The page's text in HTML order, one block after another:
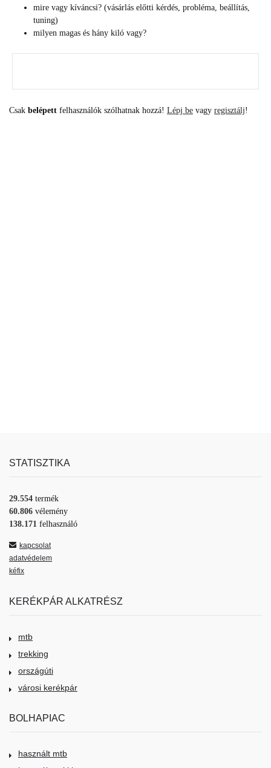
mire vagy kíváncsi? (vásárlás előtti kérdés, probléma, beállítás,
tuning)
milyen magas és hány kiló vagy?
Csak belépett felhasználók szólhatnak hozzá! Lépj be vagy regisztálj!
STATISZTIKA
29.554 termék
60.806 vélemény
138.171 felhasználó
kapcsolat
adatvédelem
kéfix
KERÉKPÁR ALKATRÉSZ
mtb
trekking
országúti
városi kerékpár
BOLHAPIAC
használt mtb